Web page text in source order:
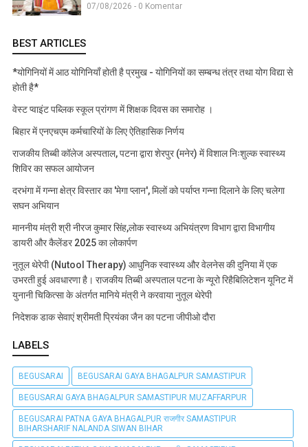
07/08/2026 - 0 Komentar
BEST ARTICLES
*योगिनियों में आठ योगिनियाँ होती है प्रमुख - योगिनियों का सम्बन्ध तंत्र तथा योग विद्या से
होती है*
वेस्ट प्वाइंट पब्लिक स्कूल प्रांगण में शिक्षक दिवस का समारोह ।
बिहार में एनएचएम कर्मचारियों के लिए ऐतिहासिक निर्णय
राजकीय तिब्बी कॉलेज अस्पताल, पटना द्वारा शेरपुर (मनेर) में विशाल निःशुल्क स्वास्थ्य
शिविर का सफल आयोजन
दरभंगा में गन्ना क्षेत्र विस्तार का 'मेगा प्लान', मिलों को पर्याप्त गन्ना दिलाने के लिए चलेगा
सघन अभियान
माननीय मंत्री श्री नीरज कुमार सिंह,लोक स्वास्थ्य अभियंत्रण विभाग द्वारा विभागीय
डायरी और कैलेंडर 2025 का लोकार्पण
नुतूल थेरेपी (Nutool Therapy) आधुनिक स्वास्थ्य और वेलनेस की दुनिया में एक
उभरती हुई अवधारणा है। राजकीय तिब्बी अस्पताल पटना के न्यूरो रिहैबिलिटेशन यूनिट में
युनानी चिकित्सा के अंतर्गत मानिये मंत्री ने करवाया नुतूल थेरेपी
निदेशक डाक सेवाएं श्रीमती प्रियंका जैन का पटना जीपीओ दौरा
LABELS
BEGUSARAI BEGUSARAI GAYA BHAGALPUR SAMASTIPUR
BEGUSARAI GAYA BHAGALPUR SAMASTIPUR MUZAFFARPUR
BEGUSARAI PATNA GAYA BHAGALPUR राजगीर SAMASTIPUR
BIHARSHARIF NALANDA SIWAN BIHAR